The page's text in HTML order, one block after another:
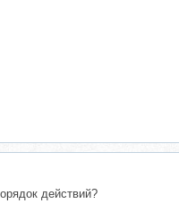
действий?